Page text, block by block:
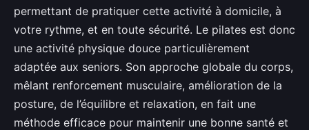
permettant de pratiquer cette activité à domicile, à
votre rythme, et en toute sécurité. Le pilates est donc
une activité physique douce particulièrement
adaptée aux seniors. Son approche globale du corps,
mêlant renforcement musculaire, amélioration de la
posture, de l’équilibre et relaxation, en fait une
méthode efficace pour maintenir une bonne santé et